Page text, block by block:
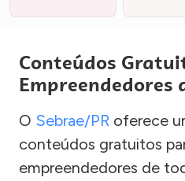
Conteúdos
Empreendedores
O Sebrae/PR oferece
conteúdos gratuitos
empreendedores de